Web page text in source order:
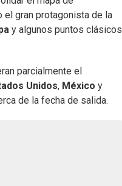
gran protagonista de la
y algunos puntos clásicos
parcialmente el
Unidos, México y
de la fecha de salida.